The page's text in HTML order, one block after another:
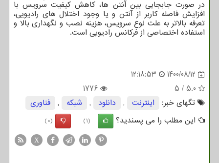
در صورت جابجایی بین آنتن ها، کاهش کیفیت سرویس با
افزایش فاصله کاربر از آنتن و یا وجود اختلال های رادیویی،
تعرفه بالاتر به علت نوع سرویس، هزینه نصب و نگهداری بالا و
استفاده اختصاصی از فرکانس رادیویی است.
1400/08/12
12:18:53
5.0
/
5
1776
تگهای خبر:
اینترنت , دانلود , شبكه ,
فناوری
این مطلب را می پسندید؟
(1)
(0)
X